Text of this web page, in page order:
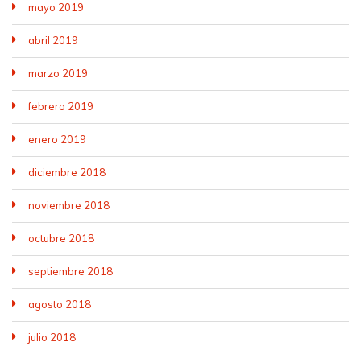
mayo 2019
abril 2019
marzo 2019
febrero 2019
enero 2019
diciembre 2018
noviembre 2018
octubre 2018
septiembre 2018
agosto 2018
julio 2018